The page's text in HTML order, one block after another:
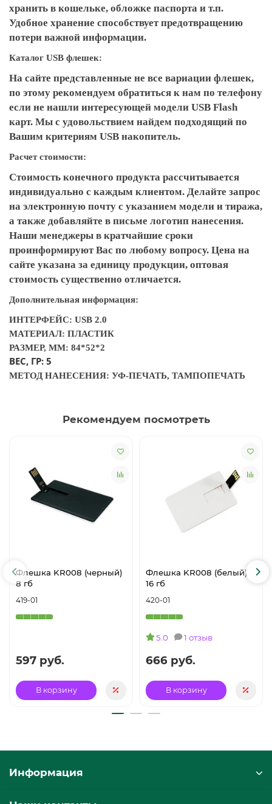
хранить в кошельке, обложке паспорта и т.п.
Удобное хранение способствует предотвращению
потери важной информации.
Каталог USB флешек:
На сайте представленные не все вариации флешек,
по этому рекомендуем обратиться к нам по телефону
если не нашли интересующей модели USB Flash
карт. Мы с удовольствием найдем подходящий по
Вашим критериям USB накопитель.
Расчет стоимости:
Стоимость конечного продукта рассчитывается
индивидуально с каждым клиентом. Делайте запрос
на электронную почту с указанием модели и тиража,
а также добавляйте в письме логотип нанесения.
Наши менеджеры в кратчайшие сроки
проинформируют Вас по любому вопросу. Цена на
сайте указана за единицу продукции, оптовая
стоимость существенно отличается.
Дополнительная информация:
ИНТЕРФЕЙС: USB 2.0
МАТЕРИАЛ: ПЛАСТИК
РАЗМЕР, ММ: 84*52*2
ВЕС, ГР: 5
МЕТОД НАНЕСЕНИЯ: УФ-ПЕЧАТЬ, ТАМПОПЕЧАТЬ
Рекомендуем посмотреть
Флешка KR008 (черный)
8 гб
419-01
597 руб.
В корзину
Флешка KR008 (белый)
16 гб
420-01
5.0 1 отзыв
666 руб.
В корзину
Информация